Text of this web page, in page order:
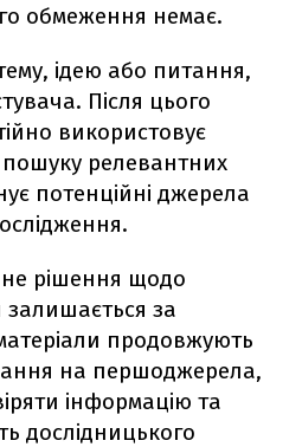
обмеження немає.
ідею або питання,
Після цього
використовує
релевантних
потенційні джерела
рішення щодо
за
продовжують
на першоджерела,
інформацію та
дослідницького